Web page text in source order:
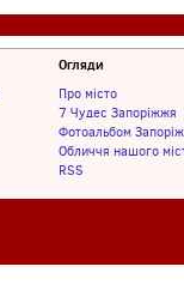
Огляди
Про місто
7 Чудес Запоріжжя
Фотоальбом
Обличчя нашого
RSS